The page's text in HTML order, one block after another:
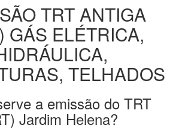
TRT ANTIGA
GÁS ELÉTRICA,
TELHADOS
a emissão do TRT
Jardim Helena?